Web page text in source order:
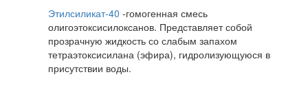
Этилсиликат-40 -гомогенная смесь
олигоэтоксисилоксанов. Представляет собой
прозрачную жидкость со слабым запахом
тетраэтоксисилана (эфира), гидролизующуюся в
присутствии воды.